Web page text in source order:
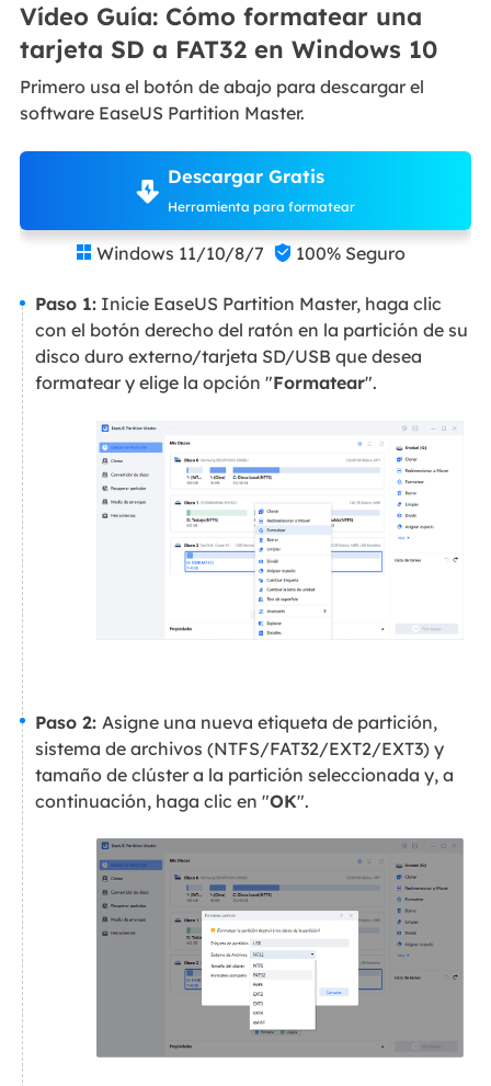
Vídeo Guía: Cómo formatear una
tarjeta SD a FAT32 en Windows 10
Primero usa el botón de abajo para descargar el
software EaseUS Partition Master.
Descargar Gratis
Herramienta para formatear
 Windows 11/10/8/7  100% Seguro
Paso 1:Inicie EaseUS Partition Master, haga clic
con el botón derecho del ratón en la partición de su
disco duro externo/tarjeta SD/USB que desea
formatear y elige la opción "Formatear".
Paso 2: Asigne una nueva etiqueta de partición,
sistema de archivos (NTFS/FAT32/EXT2/EXT3) y
tamaño de clúster a la partición seleccionada y, a
continuación, haga clic en "OK".